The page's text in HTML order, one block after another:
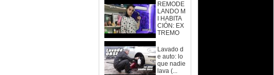
REMODE
LANDO M
I HABITA
CIÓN: EX
TREMO
Lavado d
e auto: lo
que nadie
lava (...